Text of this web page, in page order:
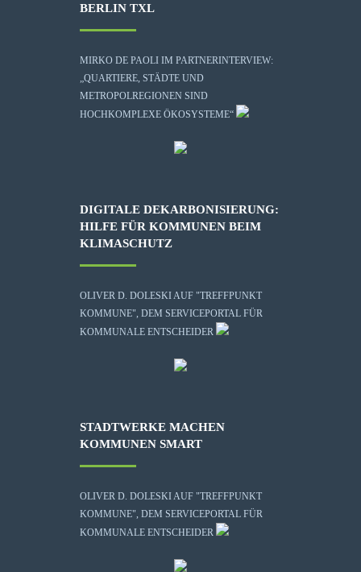
BERLIN TXL
MIRKO DE PAOLI IM PARTNERINTERVIEW:
„QUARTIERE, STÄDTE UND
METROPOLREGIONEN SIND
HOCHKOMPLEXE ÖKOSYSTEME“
DIGITALE DEKARBONISIERUNG:
HILFE FÜR KOMMUNEN BEIM
KLIMASCHUTZ
OLIVER D. DOLESKI AUF "TREFFPUNKT
KOMMUNE", DEM SERVICEPORTAL FÜR
KOMMUNALE ENTSCHEIDER
STADTWERKE MACHEN
KOMMUNEN SMART
OLIVER D. DOLESKI AUF "TREFFPUNKT
KOMMUNE", DEM SERVICEPORTAL FÜR
KOMMUNALE ENTSCHEIDER